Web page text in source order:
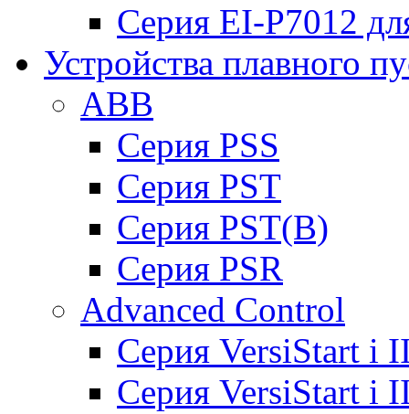
Серия EI-P7012
Устройства плавного
ABB
Cерия PSS
Cерия PST
Cерия PST(B)
Серия PSR
Advanced Control
Cерия VersiStart i
Cерия VersiStart i